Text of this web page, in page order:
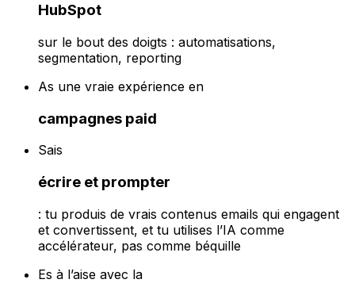
HubSpot
sur le bout des doigts : automatisations,
segmentation, reporting
As une vraie expérience en
campagnes paid
Sais
écrire et prompter
: tu produis de vrais contenus emails qui engagent
et convertissent, et tu utilises l’IA comme
accélérateur, pas comme béquille
Es à l’aise avec la